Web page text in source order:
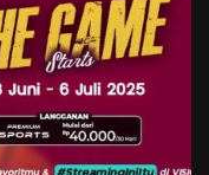
Hari Ini...